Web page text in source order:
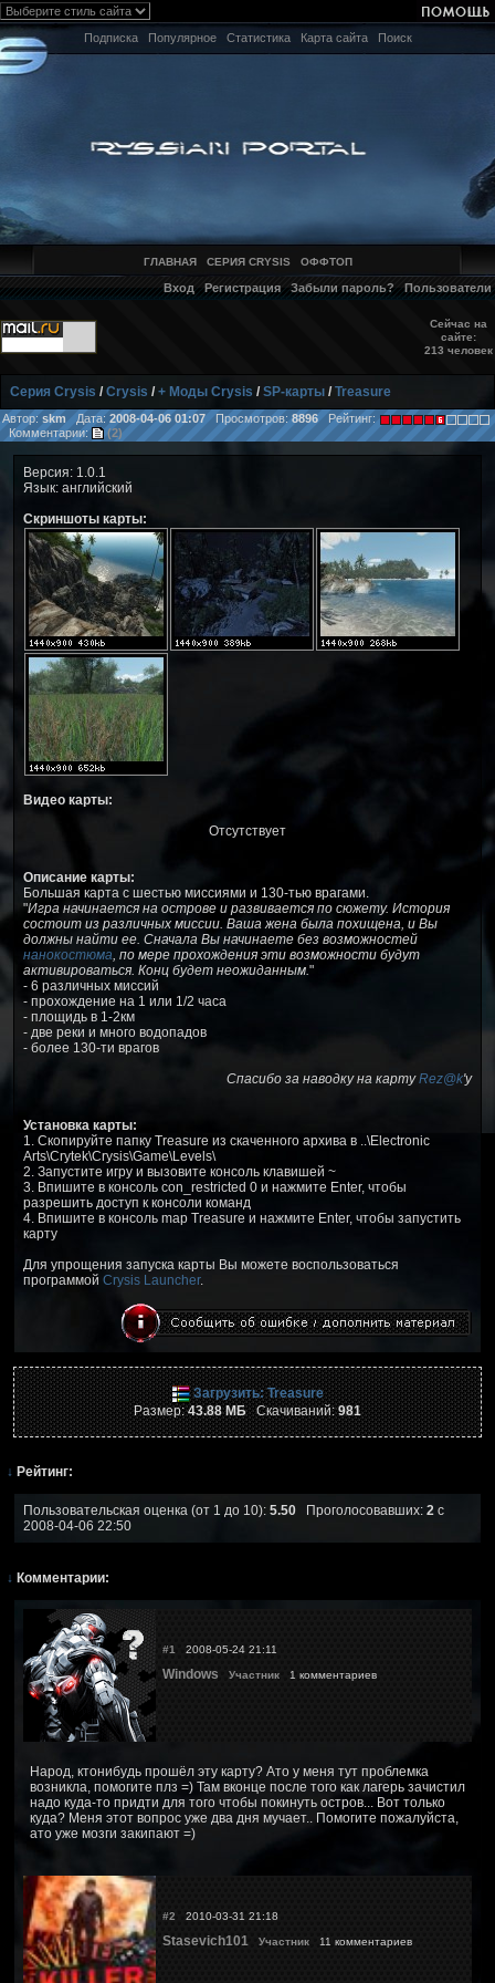
Подписка Популярное Статистика Карта сайта Поиск
ГЛАВНАЯ СЕРИЯ CRYSIS ОФФТОП
Вход Регистрация Забыли пароль? Пользователи
Сейчас на
сайте:
213 человек
Серия Crysis /Crysis /+ Моды Crysis /SP-карты /Treasure
Автор: skm Дата: 2008-04-06 01:07Просмотров:8896Рейтинг:
Комментарии:
(2)
Версия: 1.0.1
Язык: английский
Скриншоты карты:
Видео карты:
Отсутствует
Описание карты:
Большая карта с шестью миссиями и 130-тью врагами.
"Игра начинается на острове и развивается по сюжету. История
состоит из различных миссии. Ваша жена была похищена, и Вы
должны найти ее. Сначала Вы начинаете без возможностей
нанокостюма, по мере прохождения эти возможности будут
активироваться. Конц будет неожиданным."
- 6 различных миссий
- прохождение на 1 или 1/2 часа
- площидь в 1-2км
- две реки и много водопадов
- более 130-ти врагов
Спасибо за наводку на картуRez@k'у
Установка карты:
1. Скопируйте папку Treasure из скаченного архива в ..\Electronic
Arts\Crytek\Crysis\Game\Levels\
2. Запустите игру и вызовите консоль клавишей ~
3. Впишите в консоль con_restricted 0 и нажмите Enter, чтобы
разрешить доступ к консоли команд
4. Впишите в консоль map Treasure и нажмите Enter, чтобы запустить
карту
Для упрощения запуска карты Вы можете воспользоваться
программой Crysis Launcher.
Загрузить: Treasure
Размер:43.88 МБСкачиваний:981
↓ Рейтинг:
Пользовательская оценка (от 1 до 10): 5.50 Проголосовавших: 2 с
2008-04-06 22:50
↓ Комментарии:
#1 2008-05-24 21:11
Windows Участник 1 комментариев
Народ, ктонибудь прошёл эту карту? Ато у меня тут проблемка
возникла, помогите плз =) Там вконце после того как лагерь зачистил
надо куда-то придти для того чтобы покинуть остров... Вот только
куда? Меня этот вопрос уже два дня мучает.. Помогите пожалуйста,
ато уже мозги закипают =)
#2 2010-03-31 21:18
Stasevich101 Участник 11 комментариев